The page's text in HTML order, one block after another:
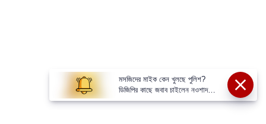
মসজিদের মাইক কেন খুলছে পুলিশ?
ডিজিপির কাছে জবাব চাইলেন নওশাদ
সিদ্দিকী; ব্যাখ্যা না মিললে আইনি পদক্ষেপের